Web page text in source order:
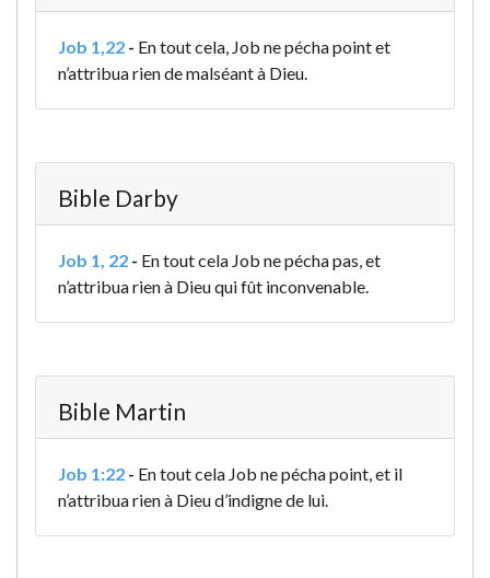
Job 1,22 - En tout cela, Job ne pécha point et
n’attribua rien de malséant à Dieu.
Bible Darby
Job 1, 22 - En tout cela Job ne pécha pas, et
n’attribua rien à Dieu qui fût inconvenable.
Bible Martin
Job 1:22 - En tout cela Job ne pécha point, et il
n’attribua rien à Dieu d’indigne de lui.